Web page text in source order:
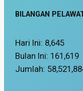
BILANGAN
Hari Ini: 8,645
Bulan Ini: 161,619
Jumlah: